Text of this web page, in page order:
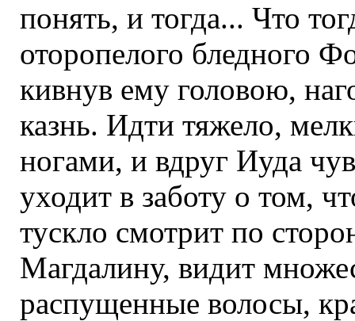
понять, и тогда... Что
оторопелого бледного
кивнув ему головою,
казнь. Идти тяжело,
ногами, и вдруг Иуда
уходит в заботу о том,
тускло смотрит по
Магдалину, видит
распущенные волосы,